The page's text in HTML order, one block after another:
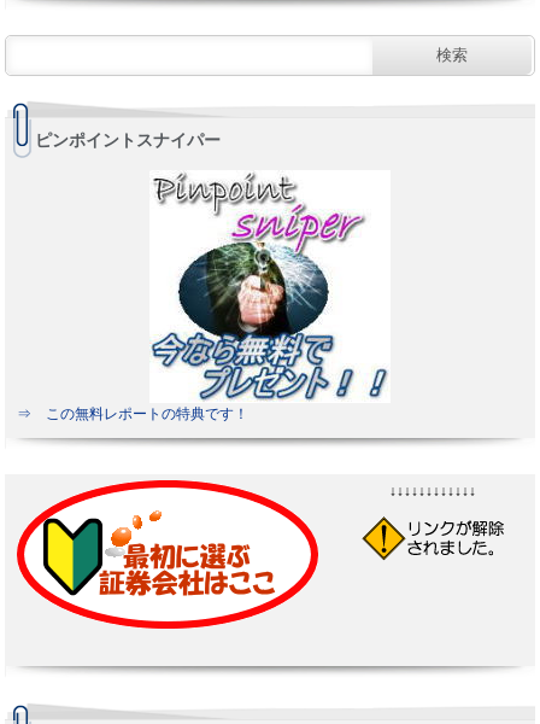
ピンポイントスナイパー
⇒ この無料レポートの特典です！
↓↓↓↓↓↓↓↓↓↓↓↓